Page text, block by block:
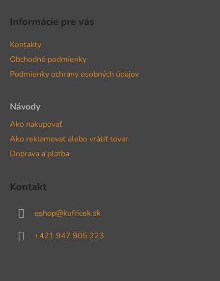
Informácie pre vás
Kontakty
Obchodné podmienky
Podmienky ochrany osobných údajov
Návody
Ako nakupovať
Ako reklamovať alebo vrátiť tovar
Doprava a platba
Kontakt
eshop@kufricek.sk
+421 947 905 223